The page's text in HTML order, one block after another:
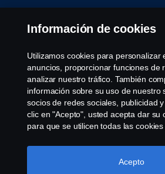
Whistleblowing
Assistance number
Política de cookies
Cookie settings
Información de cookies
Utilizamos cookies para personalizar
anuncios, proporcionar funciones de
analizar nuestro tráfico. También
información sobre su uso de nuestro
socios de redes sociales, publicidad
clic en "Acepto", usted acepta dar su
para que se utilicen todas las
haciendo clic en "Configuración de
seleccionando las categorías que
Acepto